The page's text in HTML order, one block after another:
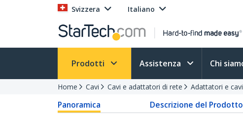
Svizzera Italiano
Prodotti Assistenza Chi
Home Cavi Cavi e adattatori di rete Adattatori e
Panoramica Descrizione del Prodotto